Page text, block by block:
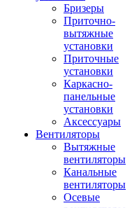
Бризеры
Приточно-
вытяжные
установки
Приточные
установки
Каркасно-
панельные
установки
Аксессуары
Вентиляторы
Вытяжные
вентиляторы
Канальные
вентиляторы
Осевые